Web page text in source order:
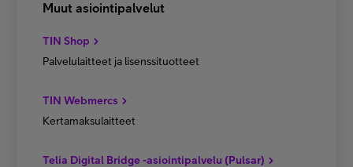
Muut asiointipalvelut
TIN Shop
Palvelulaitteet ja lisenssituotteet
TIN Webmercs
Kertamaksulaitteet
Telia Digital Bridge -asiointipalvelu (Pulsar)